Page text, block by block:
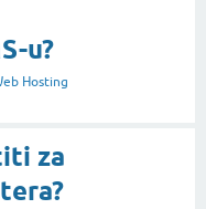
u?
Hosting
za